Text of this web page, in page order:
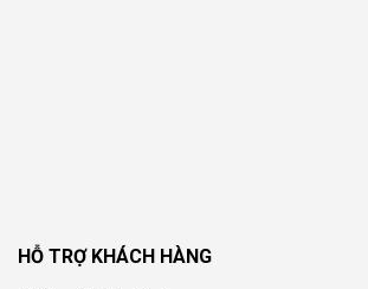
HỖ TRỢ KHÁCH HÀNG